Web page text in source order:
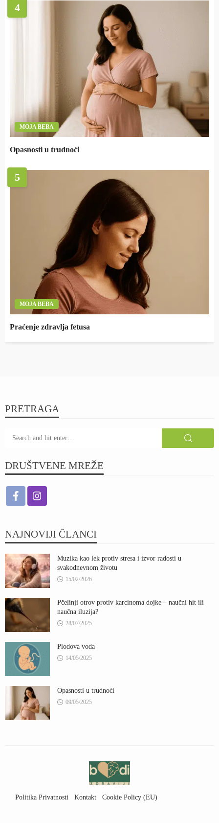
4
MOJA BEBA
Opasnosti u trudnoći
5
MOJA BEBA
Praćenje zdravlja fetusa
PRETRAGA
DRUŠTVENE MREŽE
NAJNOVIJI ČLANCI
Muzika kao lek protiv stresa i izvor radosti u
svakodnevnom životu
15/02/2026
Pčelinji otrov protiv karcinoma dojke – naučni hit ili
naučna iluzija?
28/07/2025
Plodova voda
14/05/2025
Opasnosti u trudnoći
09/05/2025
Politika Privatnosti Kontakt Cookie Policy (EU)